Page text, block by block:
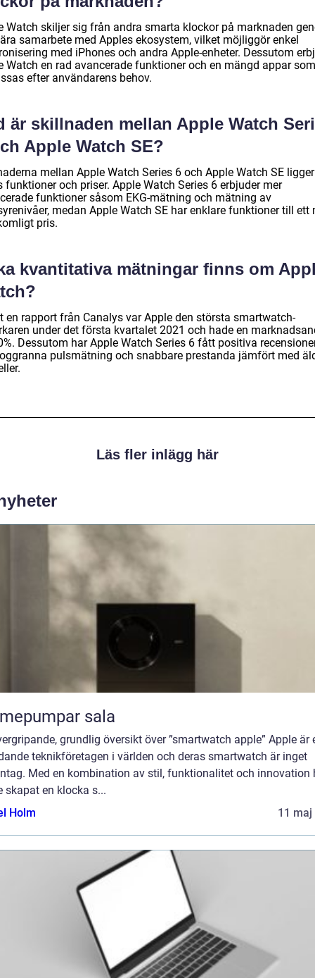
Watch skiljer sig från andra smarta klockor på marknaden
samarbete med Apples ekosystem, vilket möjliggör enkel
med iPhones och andra Apple-enheter. Dessutom
Watch en rad avancerade funktioner och en mängd appar
efter användarens behov.
är skillnaden mellan Apple Watch
Apple Watch SE?
mellan Apple Watch Series 6 och Apple Watch SE
funktioner och priser. Apple Watch Series 6 erbjuder mer
funktioner såsom EKG-mätning och mätning av
medan Apple Watch SE har enklare funktioner till ett
pris.
kvantitativa mätningar finns om
en rapport från Canalys var Apple den största smartwatch-
under det första kvartalet 2021 och hade en
Dessutom har Apple Watch Series 6 fått positiva
pulsmätning och snabbare prestanda jämfört med
Läs fler inlägg här
sala
grundlig översikt över ”smartwatch apple” Apple är
teknikföretagen i världen och deras smartwatch är inget
Med en kombination av stil, funktionalitet och innovation
skapat en klocka s...
Holm
11 maj